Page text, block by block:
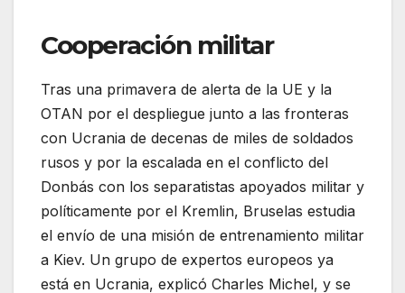
Cooperación militar
Tras una primavera de alerta de la UE y la
OTAN por el despliegue junto a las fronteras
con Ucrania de decenas de miles de soldados
rusos y por la escalada en el conflicto del
Donbás con los separatistas apoyados militar y
políticamente por el Kremlin, Bruselas estudia
el envío de una misión de entrenamiento militar
a Kiev. Un grupo de expertos europeos ya
está en Ucrania, explicó Charles Michel, y se